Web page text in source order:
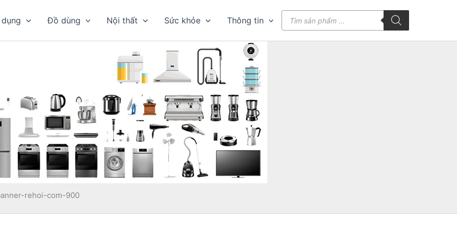
Đồ dùng Nội thất Sức khỏe Thông tin
kiếm
rehoi-com-900